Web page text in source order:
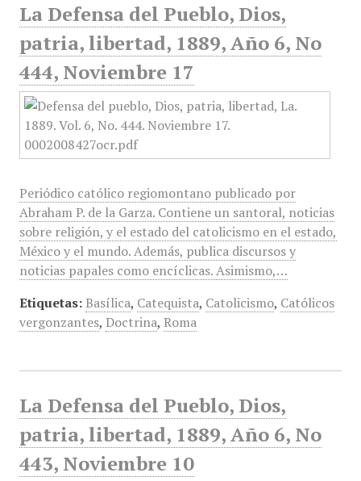
La Defensa del Pueblo, Dios,
patria, libertad, 1889, Año 6, No
444, Noviembre 17
Periódico católico regiomontano publicado por
Abraham P. de la Garza. Contiene un santoral, noticias
sobre religión, y el estado del catolicismo en el estado,
México y el mundo. Además, publica discursos y
noticias papales como encíclicas. Asimismo,…
Etiquetas: Basílica, Catequista, Catolicismo, Católicos
vergonzantes, Doctrina, Roma
La Defensa del Pueblo, Dios,
patria, libertad, 1889, Año 6, No
443, Noviembre 10